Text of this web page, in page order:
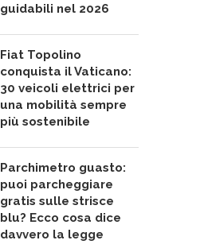
guidabili nel 2026
Fiat Topolino
conquista il Vaticano:
30 veicoli elettrici per
una mobilità sempre
più sostenibile
Parchimetro guasto:
puoi parcheggiare
gratis sulle strisce
blu? Ecco cosa dice
davvero la legge